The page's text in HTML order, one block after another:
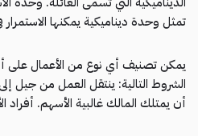
تمثل وحدة ديناميكية يمكنها الاستمرار
يمكن تصنيف أي نوع من الأعمال على
الشروط التالية: ينتقل العمل من جيل
أن يمتلك المالك غالبية الأسهم.